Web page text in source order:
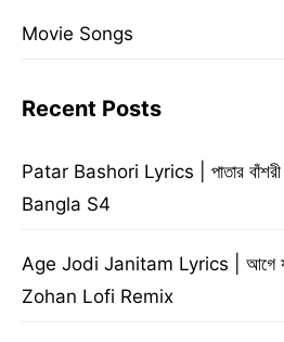
Movie Songs
Recent Posts
Patar Bashori Lyrics | পাতার
Bangla S4
Age Jodi Janitam Lyrics | আগে
Zohan Lofi Remix